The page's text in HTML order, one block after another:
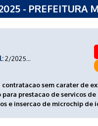
- PREFEITURA
2/2025...
sem carater de
prestacao de servicos
e insercao de microchip